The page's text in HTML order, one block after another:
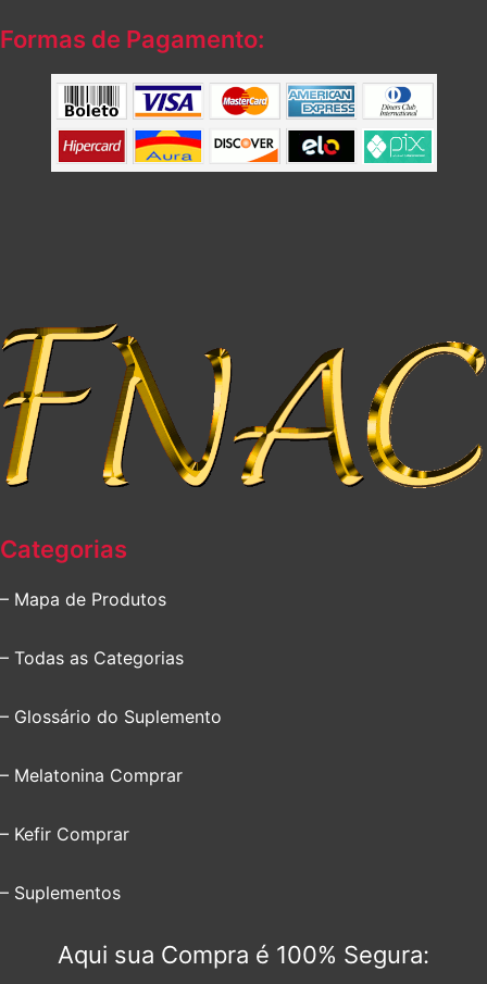
Formas de Pagamento:
Categorias
– Mapa de Produtos
– Todas as Categorias
– Glossário do Suplemento
– Melatonina Comprar
– Kefir Comprar
– Suplementos
Aqui sua Compra é 100% Segura: